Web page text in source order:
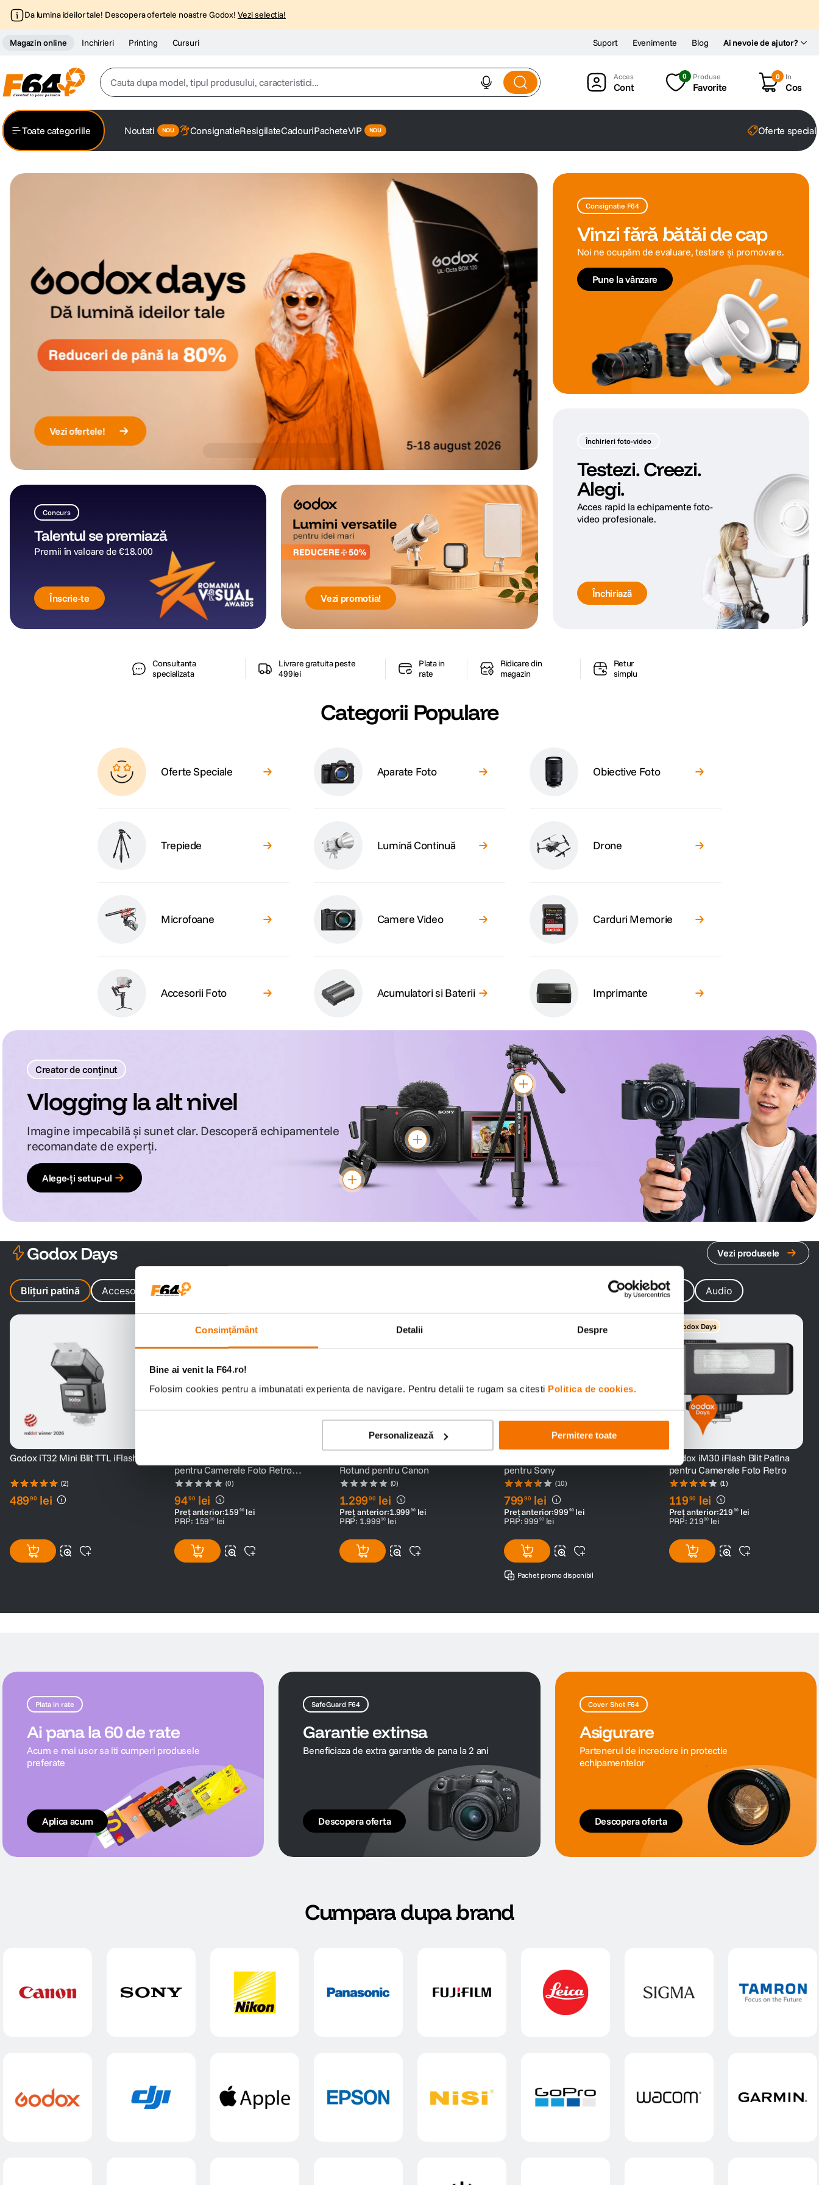
Consimțământ Detalii Despre
Bine ai venit la F64.ro!
Folosim cookies pentru a imbunatati experienta de navigare. Pentru detalii te rugam sa citesti Politica de cookies.
Personalizează Permitere toate
Da lumina ideilor tale! Descopera ofertele noastre Godox! Vezi selectia!
Magazin online Inchirieri Printing Cursuri Ai nevoie de ajutor?
Suport Evenimente Blog
Cauta dupa model, tipul produsului, caracteristici...
trepied
canon sx740 hs
6. lavaliera
card memorie
8 . dji mic mini
Cont
0 Produse
Favorite
0 In
Cos
Toate categoriile Noutati ConsignatieResigilateCadouriPacheteVIP Oferte
Vezi ofertele!
Consignatie F64
Vinzi fără bătăi de cap
Noi ne ocupăm de evaluare, testare și promovare.
Pune la vânzare
Închirieri foto-video
Testezi. Creezi.
Alegi.
Acces rapid la echipamente foto-
video profesionale.
Închiriază
Concurs
Talentul se premiază
Premii în valoare de €18.000
Înscrie-te Vezi promotia!
Consultanta
specializata
Livrare gratuita peste
499lei
Plata in
rate
Ridicare din
magazin
Retur
simplu
Categorii Populare
Oferte Speciale Aparate Foto Obiective Foto
Trepiede Lumină Continuă Drone
Microfoane Camere Video Carduri Memorie
Accesorii Foto Acumulatori si Baterii Imprimante
Creator de conținut
Vlogging la alt nivel
Imagine impecabilă și sunet clar. Descoperă echipamentele
recomandate de experți.
Alege-ți setup-ul
Godox Days Vezi produsele
Blițuri patină Accesorii blițuri Accesorii Studio Audio
Godox iT32 Mini Blit TTL iFlash
(2)
48990 lei
Godox Days
pentru Camerele Foto Retro
Negru
(0)
9490 lei
Preț anterior:159 90 lei
PRP: 159 90 lei
Rotund pentru Canon
(0)
1.29990 lei
Preț anterior:1.999 90 lei
PRP: 1.99990 lei
pentru Sony
(10)
79990 lei
Preț anterior:999 90 lei
PRP:999 90 lei
Pachet promo disponibil
Godox Days
Godox iM30 iFlash Blit Patina
pentru Camerele Foto Retro
(1)
11990 lei
Preț anterior:219 90 lei
PRP: 21990 lei
Plata in rate
Ai pana la 60 de rate
Acum e mai usor sa iti cumperi produsele
preferate
Aplica acum
SafeGuard F64
Garantie extinsa
Beneficiaza de extra garantie de pana la 2 ani
Descopera oferta
Cover Shot F64
Asigurare
Partenerul de incredere in protectie
echipamentelor
Descopera oferta
Cumpara dupa brand